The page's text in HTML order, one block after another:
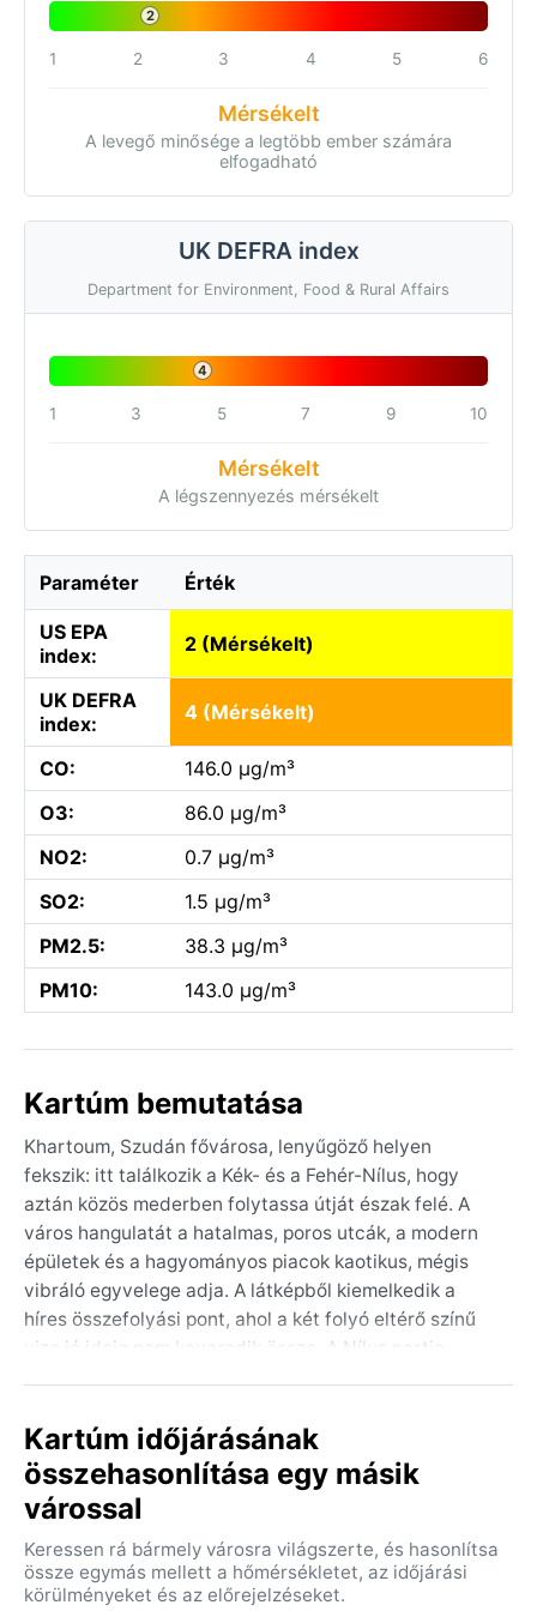
2
1 2 3 4 5 6
Mérsékelt
A levegő minősége a legtöbb ember számára
elfogadható
UK DEFRA index
Department for Environment, Food & Rural Affairs
4
1 3 5 7 9 10
Mérsékelt
A légszennyezés mérsékelt
Paraméter Érték
US EPA
index:
2 (Mérsékelt)
UK DEFRA
index:
4 (Mérsékelt)
CO:
146.0 µg/m³
O3:
86.0 µg/m³
NO2:
0.7 µg/m³
SO2:
1.5 µg/m³
PM2.5:
38.3 µg/m³
PM10:
143.0 µg/m³
Kartúm bemutatása
Khartoum, Szudán fővárosa, lenyűgöző helyen
fekszik: itt találkozik a Kék- és a Fehér-Nílus, hogy
aztán közös mederben folytassa útját észak felé. A
város hangulatát a hatalmas, poros utcák, a modern
épületek és a hagyományos piacok kaotikus, mégis
vibráló egyvelege adja. A látképből kiemelkedik a
híres összefolyási pont, ahol a két folyó eltérő színű
vize jó ideig nem keveredik össze. A Nílus partja
Nemzeti Múzeum vagy a Nílus Szálló. A sivatagi
peremvidék közelsége miatt a város porral és
homokkal futtatott, aranyló fényben fürdik a késő
délutáni órákban.
Khartoum éghajlata a Köppen-féle osztályozás szerint
BWh, azaz forró sivatagi klíma. A nyári hónapok
Kartúm időjárásának
összehasonlítása egy másik
várossal
Keressen rá bármely városra világszerte, és hasonlítsa
össze egymás mellett a hőmérsékletet, az időjárási
körülményeket és az előrejelzéseket.